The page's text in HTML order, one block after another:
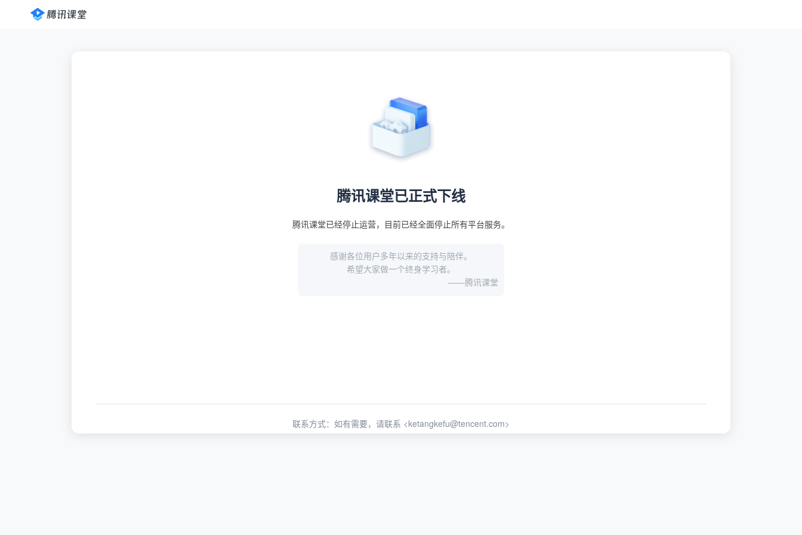
腾讯课堂已正式下线
腾讯课堂已经停止运营，目前已经全面停止所有平台服务。
感谢各位用户多年以来的支持与陪伴。
希望大家做一个终身学习者。
——腾讯课堂
联系方式：如有需要，请联系 <ketangkefu@tencent.com>